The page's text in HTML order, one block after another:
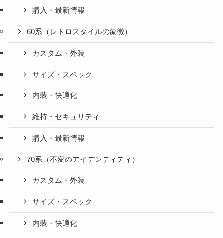
購入・最新情報
60系（レトロスタイルの象徴）
カスタム・外装
サイズ・スペック
内装・快適化
維持・セキュリティ
購入・最新情報
70系（不変のアイデンティティ）
カスタム・外装
サイズ・スペック
内装・快適化